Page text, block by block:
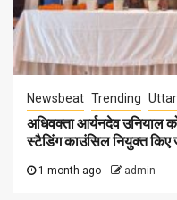
Newsbeat Trending
अधिवक्ता आर्यनदेव उनियाल
स्टैडिंग काउंसिल नियुक्त किए
1 month ago admin